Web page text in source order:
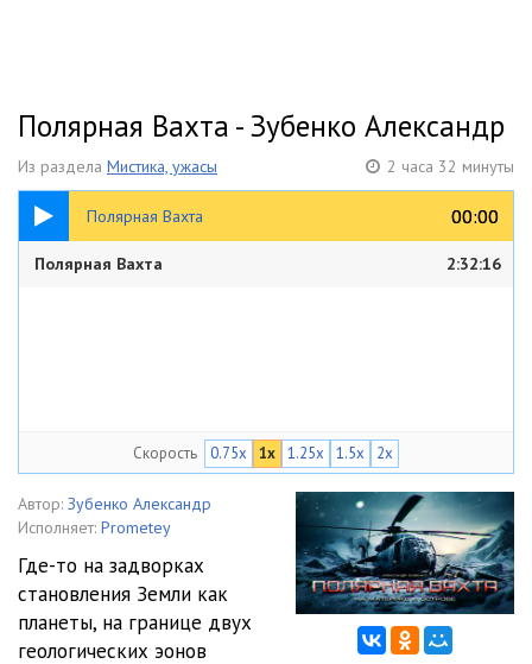
Полярная Вахта - Зубенко Александр
Из раздела Мистика, ужасы 2 часа 32 минуты
Полярная Вахта 00:00
00:00
2:32:16
Полярная Вахта 2:32:16
Скорость 0.75x 1x 1.25x 1.5x 2x
Автор: Зубенко Александр
Исполняет: Prometey
Где-то на задворках
становления Земли как
планеты, на границе двух
геологических эонов